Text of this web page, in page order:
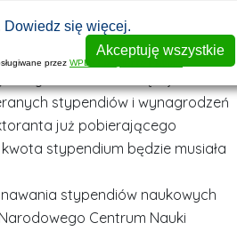
można łączyć z innymi stypendiami
w ramach więcej niż
stypendiów i wynagrodzeń
już pobierającego
stypendium będzie musiała
stypendiów naukowych
Centrum Nauki
Dowiedz się więcej.
Akceptuję wszystkie
przez WPLP Compliance Platform